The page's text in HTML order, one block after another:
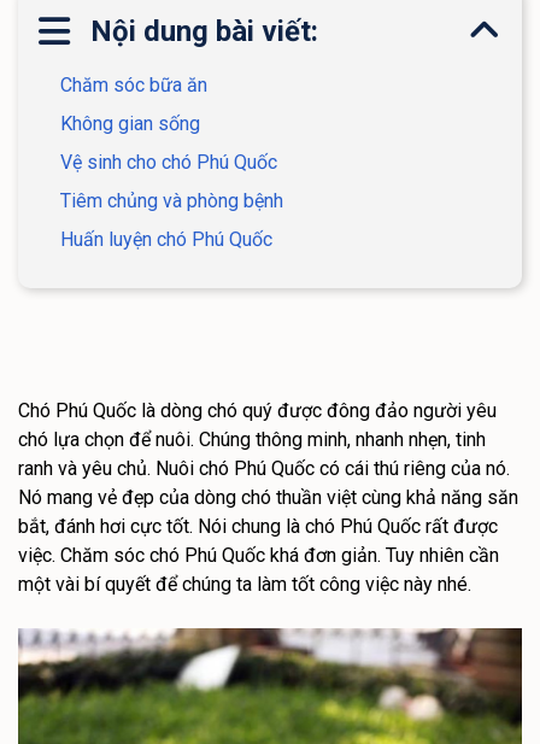
Nội dung bài viết:
Chăm sóc bữa ăn
Không gian sống
Vệ sinh cho chó Phú Quốc
Tiêm chủng và phòng bệnh
Huấn luyện chó Phú Quốc
Chó Phú Quốc là dòng chó quý được đông đảo người yêu
chó lựa chọn để nuôi. Chúng thông minh, nhanh nhẹn, tinh
ranh và yêu chủ. Nuôi chó Phú Quốc có cái thú riêng của nó.
Nó mang vẻ đẹp của dòng chó thuần việt cùng khả năng săn
bắt, đánh hơi cực tốt. Nói chung là chó Phú Quốc rất được
việc. Chăm sóc chó Phú Quốc khá đơn giản. Tuy nhiên cần
một vài bí quyết để chúng ta làm tốt công việc này nhé.